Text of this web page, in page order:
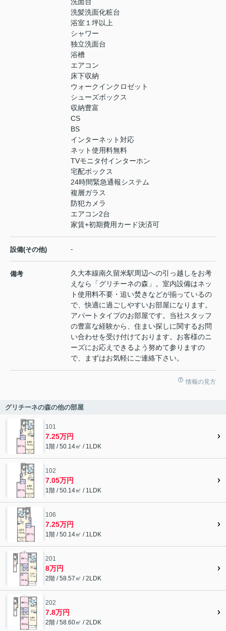
洗髪洗面化粧台
浴室１坪以上
シャワー
独立洗面台
浴槽
エアコン
床下収納
ウォークインクロゼット
シューズボックス
収納豊富
CS
BS
インターネット対応
ネット使用料無料
TVモニタ付インターホン
宅配ボックス
24時間緊急通報システム
複層ガラス
防犯カメラ
エアコン2台
家賃+初期費用カード決済可
設備(その他) -
備考
久大本線南久留米駅周辺への引っ越しをお考
えなら「グリチーネの森」。室内設備はネッ
ト使用料不要・追い焚きなどが揃っているの
で、快適に過ごしやすいお部屋になります。
アパートタイプのお部屋です。当社スタッフ
の豊富な経験から、住まい探しに関するお問
い合わせを受け付けております。お客様のニ
ーズにお応えできるよう努めて参りますの
で、まずはお気軽にご連絡下さい。
情報の見方
グリチーネの森の他の部屋
101
7.25万円
1階 / 50.14㎡ / 1LDK
102
7.05万円
1階 / 50.14㎡ / 1LDK
106
7.25万円
1階 / 50.14㎡ / 1LDK
201
8万円
2階 / 58.57㎡ / 2LDK
202
7.8万円
2階 / 58.60㎡ / 2LDK